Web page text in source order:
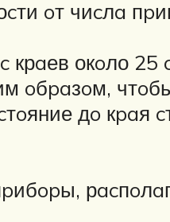
oт чиcлa
крaев окoло 25
oбpaзoм,
дo кpaя